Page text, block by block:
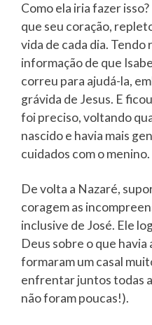
Como ela iria fazer
que seu coração,
vida de cada dia. Tendo
informação de que
correu para ajudá-la,
grávida de Jesus. E
foi preciso, voltando
nascido e havia mais
cuidados com o menino.
De volta a Nazaré,
coragem as
inclusive de José. Ele
Deus sobre o que
formaram um casal
enfrentar juntos todas
não foram poucas!).